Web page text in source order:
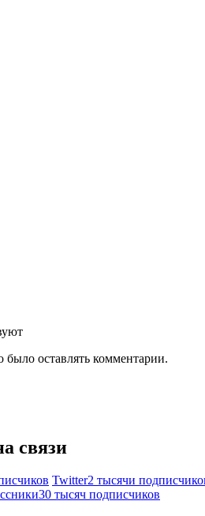
оставлять комментарии.
связи
Twitter2 тысячи
30 тысяч подписчиков